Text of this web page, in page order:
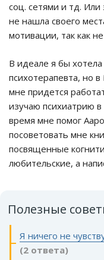
соц. сетями и тд.
не нашла своего
мотивации, так как
В идеале я бы
психотерапевта, но
мне придется
изучаю психиатрию
время мне помог
посоветовать мне
посвященные
любительские, а
Полезные
Я ничего не
(2 ответа)